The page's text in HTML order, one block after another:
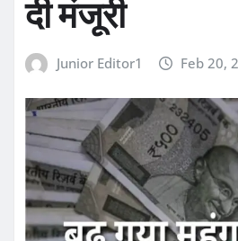
दी मंजूरी
Junior Editor1 Feb 20,